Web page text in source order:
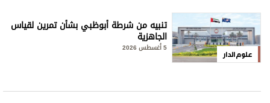
علوم الدار
تنبيه من شرطة أبوظبي بشأن تمرين لقياس
الجاهزية
5 أغسطس 2026